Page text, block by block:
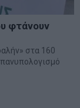
φτάνουν
στα 160